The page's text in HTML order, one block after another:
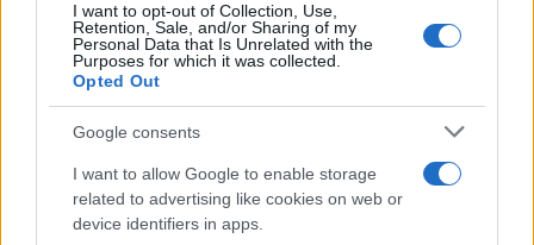
I want to opt-out of Collection, Use,
Retention, Sale, and/or Sharing of my
Personal Data that Is Unrelated with the
Purposes for which it was collected.
Opted Out
Google consents
I want to allow Google to enable storage
related to advertising like cookies on web or
device identifiers in apps.